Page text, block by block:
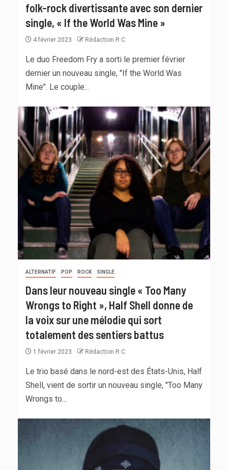
folk-rock divertissante avec son dernier
single, « If the World Was Mine »
4 février 2023 Rédaction R C
Le duo Freedom Fry a sorti le premier février
dernier un nouveau single, "If the World Was
Mine". Le couple...
ALTERNATIF POP ROCK SINGLE
Dans leur nouveau single « Too Many
Wrongs to Right », Half Shell donne de
la voix sur une mélodie qui sort
totalement des sentiers battus
1 février 2023 Rédaction R C
Le trio basé dans le nord-est des États-Unis, Half
Shell, vient de sortir un nouveau single, "Too Many
Wrongs to...